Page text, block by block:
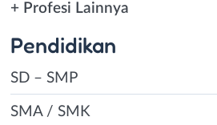
+ Profesi Lainnya
Pendidikan
SD – SMP
SMA / SMK